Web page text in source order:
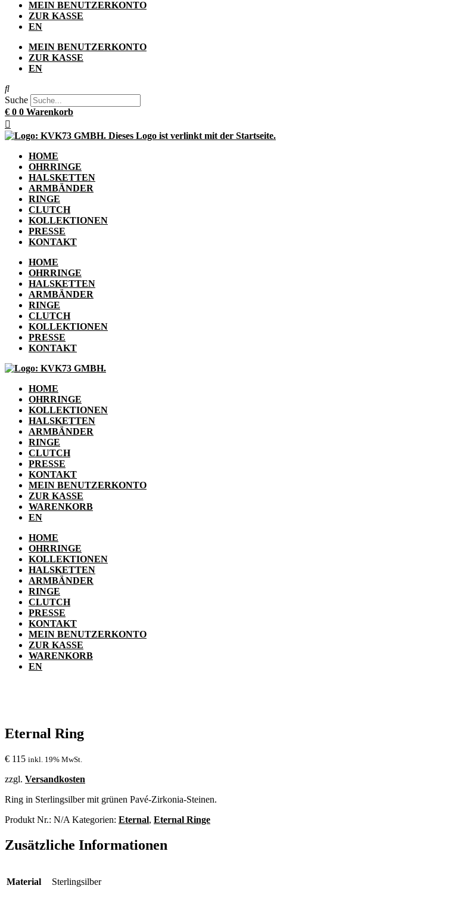
Zum
Inhalt
springen
MEIN BENUTZERKONTO
ZUR KASSE
EN
MEIN BENUTZERKONTO
ZUR KASSE
EN
Suche
€ 0 0 Warenkorb
HOME
OHRRINGE
HALSKETTEN
ARMBÄNDER
RINGE
CLUTCH
KOLLEKTIONEN
PRESSE
KONTAKT
HOME
OHRRINGE
HALSKETTEN
ARMBÄNDER
RINGE
CLUTCH
KOLLEKTIONEN
PRESSE
KONTAKT
HOME
OHRRINGE
KOLLEKTIONEN
HALSKETTEN
ARMBÄNDER
RINGE
CLUTCH
PRESSE
KONTAKT
MEIN BENUTZERKONTO
ZUR KASSE
WARENKORB
EN
HOME
OHRRINGE
KOLLEKTIONEN
HALSKETTEN
ARMBÄNDER
RINGE
CLUTCH
PRESSE
KONTAKT
MEIN BENUTZERKONTO
ZUR KASSE
WARENKORB
EN
Eternal Ring
€ 115 inkl. 19% MwSt.
zzgl. Versandkosten
Ring in Sterlingsilber mit grünen Pavé-Zirkonia-Steinen.
Produkt Nr.: N/A Kategorien: Eternal, Eternal Ringe
Zusätzliche Informationen
Material Sterlingsilber